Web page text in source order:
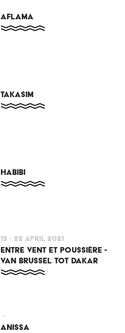
AFLAMA
TAKASIM
HABIBI
19 - 22 April 2021
ENTRE VENT ET POUSSIÈRE -
VAN BRUSSEL TOT DAKAR
-
ANISSA